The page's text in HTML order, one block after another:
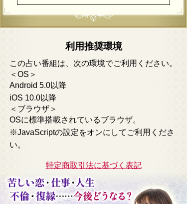
利用推奨環境
この占い番組は、次の環境でご利用ください。
＜OS＞
Android 5.0以降
iOS 10.0以降
＜ブラウザ＞
OSに標準搭載されているブラウザ。
※JavaScriptの設定をオンにしてご利用くださ
い。
特定商取引法に基づく表記